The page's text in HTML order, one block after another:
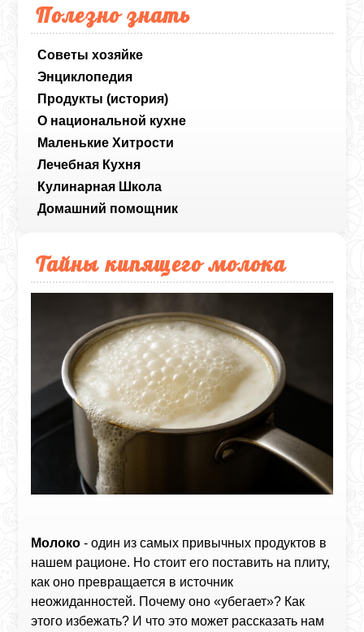
Полезно знать
Советы хозяйке
Энциклопедия
Продукты (история)
О национальной кухне
Маленькие Хитрости
Лечебная Кухня
Кулинарная Школа
Домашний помощник
Тайны кипящего молока
Молоко - один из самых привычных продуктов в
нашем рационе. Но стоит его поставить на плиту,
как оно превращается в источник
неожиданностей. Почему оно «убегает»? Как
этого избежать? И что это может рассказать нам